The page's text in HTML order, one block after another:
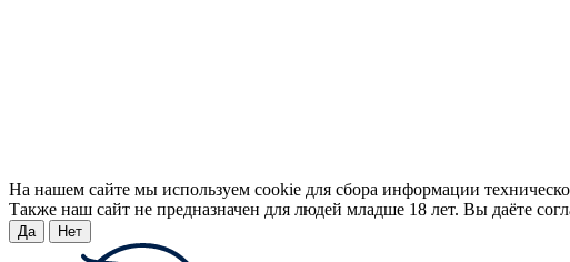
На нашем сайте мы используем cookie для сбора информации
Также наш сайт не предназначен для людей младше 18 лет. Вы даёте
Да Нет